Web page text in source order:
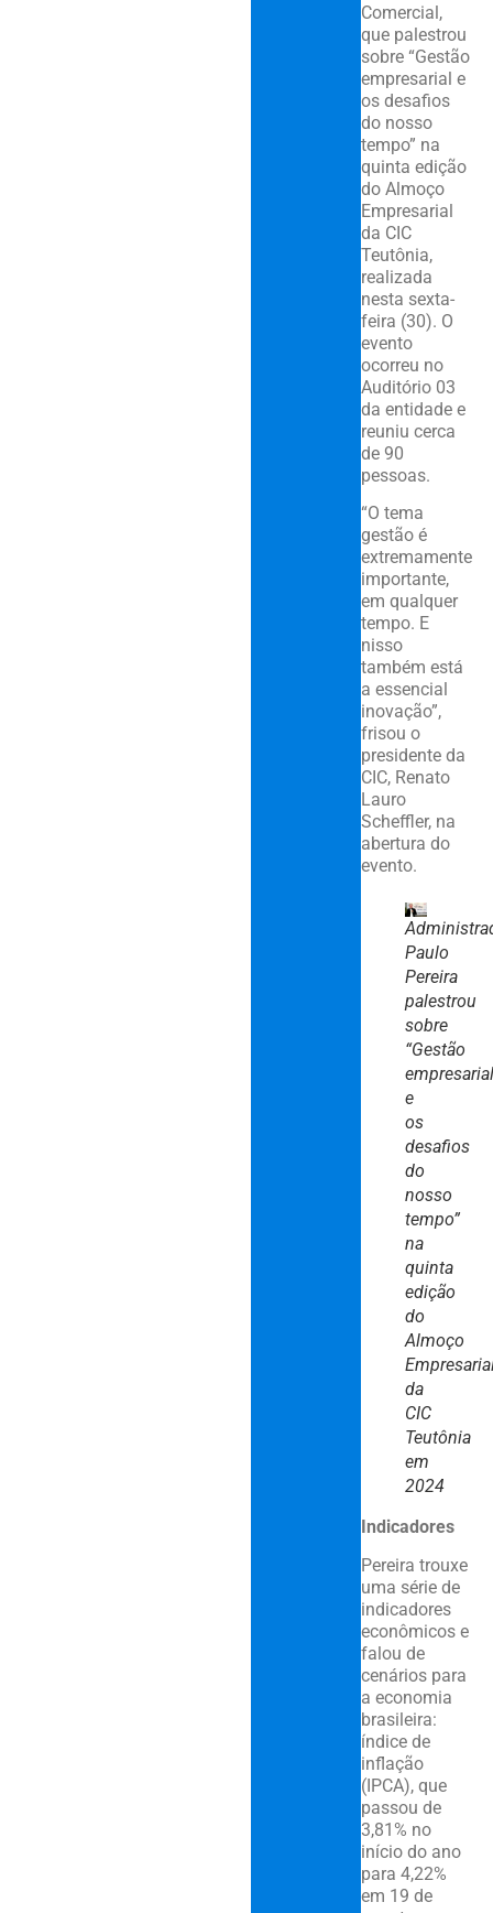
Comercial,
que palestrou
sobre “Gestão
empresarial e
os desafios
do nosso
tempo” na
quinta edição
do Almoço
Empresarial
da CIC
Teutônia,
realizada
nesta sexta-
feira (30). O
evento
ocorreu no
Auditório 03
da entidade e
reuniu cerca
de 90
pessoas.
“O tema
gestão é
extremamente
importante,
em qualquer
tempo. E
nisso
também está
a essencial
inovação”,
frisou o
presidente da
CIC, Renato
Lauro
Scheffler, na
abertura do
evento.
Paulo
Pereira
palestrou
sobre
“Gestão
empresarial
e
os
desafios
do
nosso
tempo”
na
quinta
edição
do
Almoço
da
CIC
Teutônia
em
2024
Indicadores
Pereira trouxe
uma série de
indicadores
econômicos e
falou de
cenários para
a economia
brasileira:
índice de
inflação
(IPCA), que
passou de
3,81% no
início do ano
para 4,22%
em 19 de